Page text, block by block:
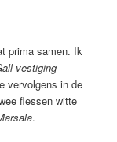
prima samen. Ik
vestiging
vervolgens in de
flessen witte
.